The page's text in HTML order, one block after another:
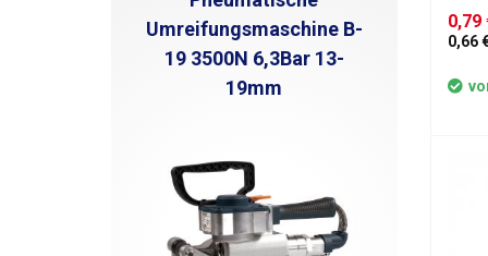
Umreifungsmaschine B-
19 3500N 6,3Bar 13-
19mm
x
6,0 x
des
Teil
für
0,79
0,66